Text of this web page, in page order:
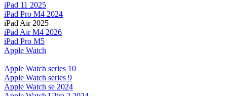
iPad 11 2025
iPad Pro M4 2024
iPad Air 2025
iPad Air M4 2026
iPad Pro M5
Apple Watch
Apple Watch series 10
Apple Watch series 9
Apple Watch se 2024